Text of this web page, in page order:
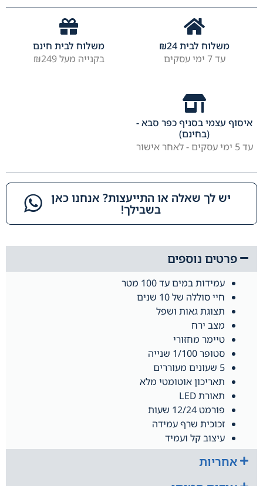
פרטים נוספים
עמידות במים עד 100 מטר
חיי סוללה של 10 שנים
תצוגת גאות ושפל
מצב ירח
טיימר מחזורי
סטופר 1/100 שנייה
5 שעונים מעוררים
תאריכון אוטומטי מלא
תאורת LED
פורמט 12/24 שעות
זכוכית שרף עמידה
עיצוב קל ועמיד
אחריות
משלוח לבית ₪24
עד 7 ימי עסקים
משלוח לבית חינם
בקנייה מעל ₪249
איסוף עצמי בסניף כפר סבא -
(בחינם)
עד 5 ימי עסקים - לאחר אישור
יש לך שאלה או התייעצות? אנחנו כאן
בשבילך!​